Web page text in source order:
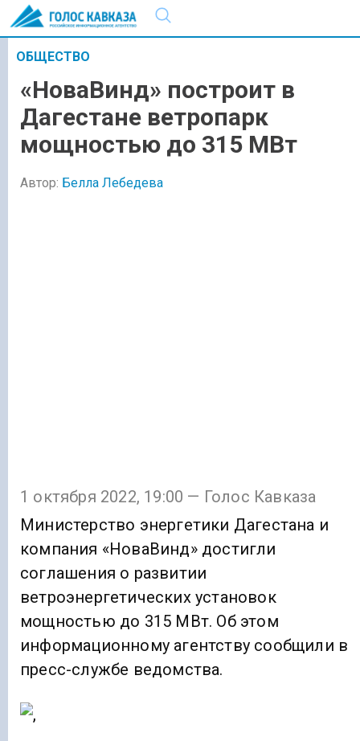
ОБЩЕСТВО
«НоваВинд» построит в
Дагестане ветропарк
мощностью до 315 МВт
Автор: Белла Лебедева
1 октября 2022, 19:00 — Голос Кавказа
Министерство энергетики Дагестана и
компания «НоваВинд» достигли
соглашения о развитии
ветроэнергетических установок
мощностью до 315 МВт. Об этом
информационному агентству сообщили в
пресс-службе ведомства.